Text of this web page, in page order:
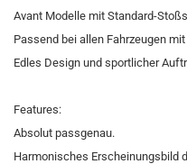
Avant Modelle mit Standard-
Passend bei allen Fahrzeugen
Edles Design und sportlicher
Features:
Absolut passgenau.
Harmonisches Erscheinungsbild